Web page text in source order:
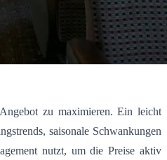
zu maximieren. Ein leicht
saisonale Schwankungen
nutzt, um die Preise aktiv